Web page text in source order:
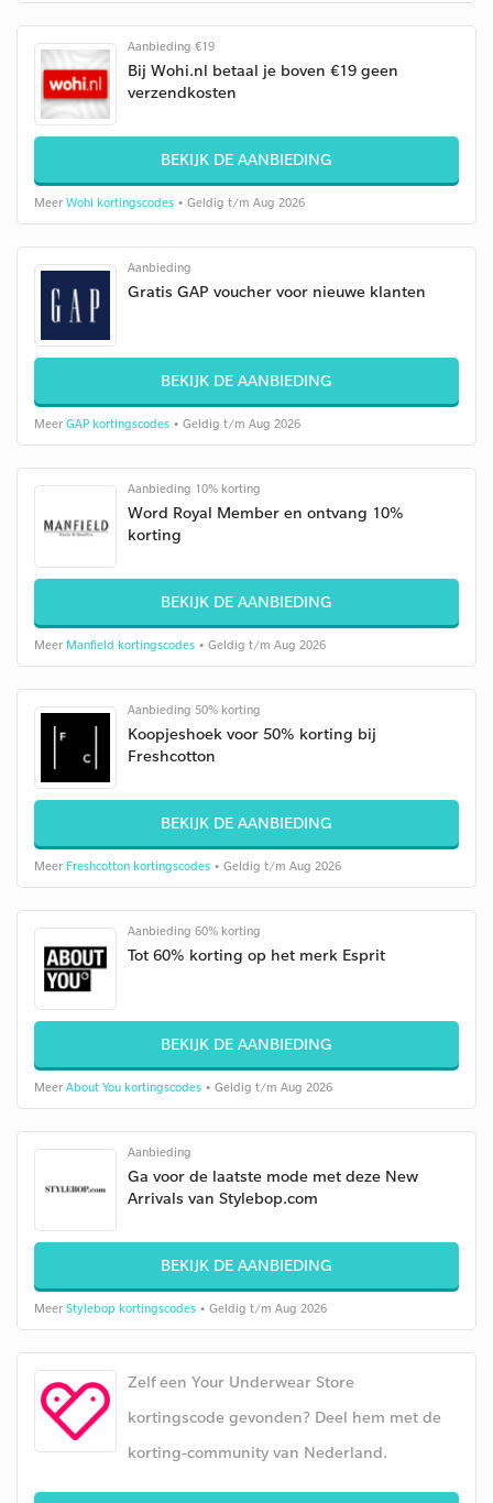
Aanbieding €19
Bij Wohi.nl betaal je boven €19 geen
verzendkosten
BEKIJK DE AANBIEDING
Meer Wohi kortingscodes • Geldig t/m Aug 2026
Aanbieding
Gratis GAP voucher voor nieuwe klanten
BEKIJK DE AANBIEDING
Meer GAP kortingscodes • Geldig t/m Aug 2026
Aanbieding 10% korting
Word Royal Member en ontvang 10%
korting
BEKIJK DE AANBIEDING
Meer Manfield kortingscodes • Geldig t/m Aug 2026
Aanbieding 50% korting
Koopjeshoek voor 50% korting bij
Freshcotton
BEKIJK DE AANBIEDING
Meer Freshcotton kortingscodes • Geldig t/m Aug 2026
Aanbieding 60% korting
Tot 60% korting op het merk Esprit
BEKIJK DE AANBIEDING
Meer About You kortingscodes • Geldig t/m Aug 2026
Aanbieding
Ga voor de laatste mode met deze New
Arrivals van Stylebop.com
BEKIJK DE AANBIEDING
Meer Stylebop kortingscodes • Geldig t/m Aug 2026
Zelf een Your Underwear Store
kortingscode gevonden? Deel hem met de
korting-community van Nederland.